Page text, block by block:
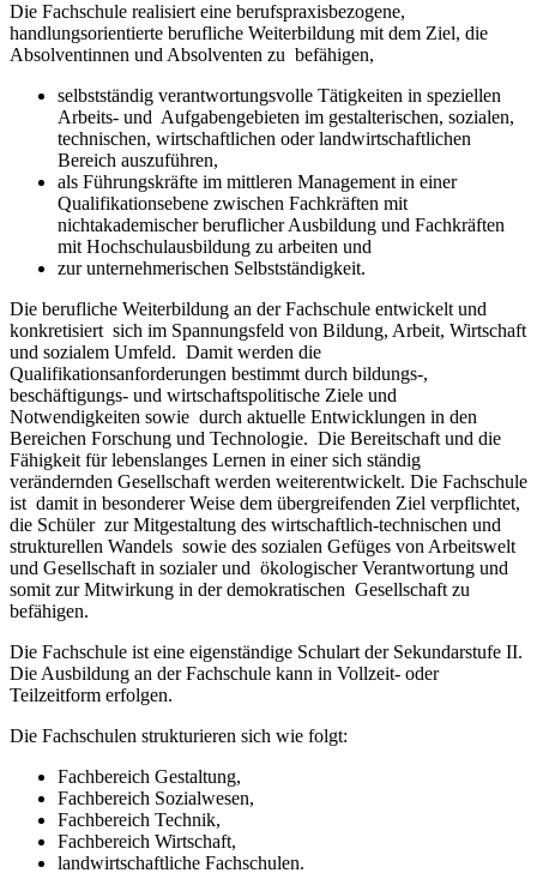
Die Fachschule realisiert eine berufspraxisbezogene,
handlungsorientierte berufliche Weiterbildung mit dem Ziel, die
Absolventinnen und Absolventen zu befähigen,
selbstständig verantwortungsvolle Tätigkeiten in speziellen
Arbeits- und Aufgabengebieten im gestalterischen, sozialen,
technischen, wirtschaftlichen oder landwirtschaftlichen
Bereich auszuführen,
als Führungskräfte im mittleren Management in einer
Qualifikationsebene zwischen Fachkräften mit
nichtakademischer beruflicher Ausbildung und Fachkräften
mit Hochschulausbildung zu arbeiten und
zur unternehmerischen Selbstständigkeit.
Die berufliche Weiterbildung an der Fachschule entwickelt und
konkretisiert sich im Spannungsfeld von Bildung, Arbeit, Wirtschaft
und sozialem Umfeld. Damit werden die
Qualifikationsanforderungen bestimmt durch bildungs-,
beschäftigungs- und wirtschaftspolitische Ziele und
Notwendigkeiten sowie durch aktuelle Entwicklungen in den
Bereichen Forschung und Technologie. Die Bereitschaft und die
Fähigkeit für lebenslanges Lernen in einer sich ständig
verändernden Gesellschaft werden weiterentwickelt. Die Fachschule
ist damit in besonderer Weise dem übergreifenden Ziel verpflichtet,
die Schüler zur Mitgestaltung des wirtschaftlich-technischen und
strukturellen Wandels sowie des sozialen Gefüges von Arbeitswelt
und Gesellschaft in sozialer und ökologischer Verantwortung und
somit zur Mitwirkung in der demokratischen Gesellschaft zu
befähigen.
Die Fachschule ist eine eigenständige Schulart der Sekundarstufe II.
Die Ausbildung an der Fachschule kann in Vollzeit- oder
Teilzeitform erfolgen.
Die Fachschulen strukturieren sich wie folgt:
Fachbereich Gestaltung,
Fachbereich Sozialwesen,
Fachbereich Technik,
Fachbereich Wirtschaft,
landwirtschaftliche Fachschulen.